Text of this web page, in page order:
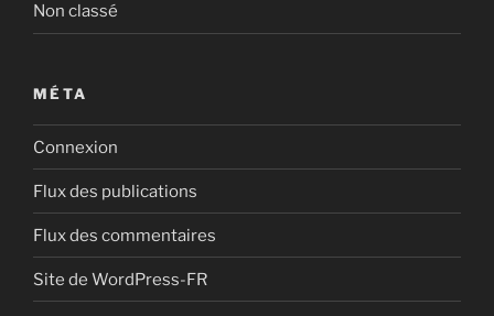
Non classé
MÉTA
Connexion
Flux des publications
Flux des commentaires
Site de WordPress-FR